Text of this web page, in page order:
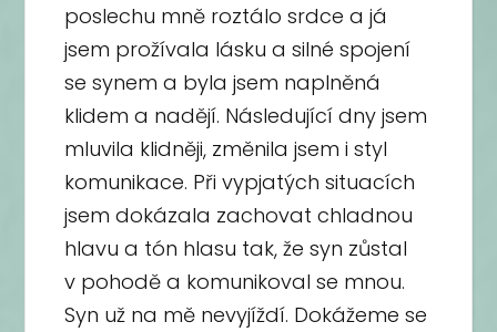
poslechu mně roztálo srdce a já
jsem prožívala lásku a silné spojení
se synem a byla jsem naplněná
klidem a nadějí. Následující dny jsem
mluvila klidněji, změnila jsem i styl
komunikace. Při vypjatých situacích
jsem dokázala zachovat chladnou
hlavu a tón hlasu tak, že syn zůstal
v pohodě a komunikoval se mnou.
Syn už na mě nevyjíždí. Dokážeme se